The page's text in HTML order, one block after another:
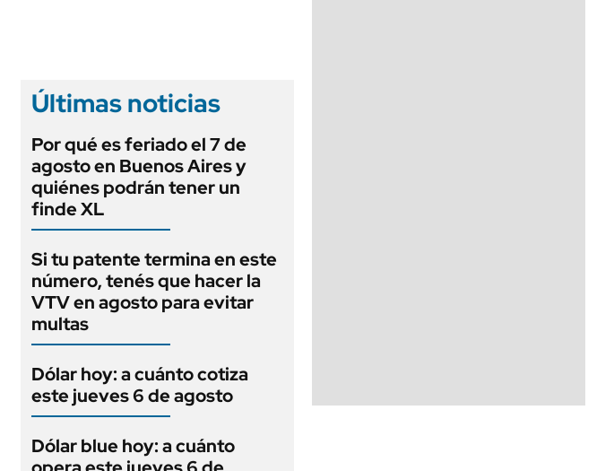
Últimas noticias
Por qué es feriado el 7 de
agosto en Buenos Aires y
quiénes podrán tener un
finde XL
Si tu patente termina en este
número, tenés que hacer la
VTV en agosto para evitar
multas
Dólar hoy: a cuánto cotiza
este jueves 6 de agosto
Dólar blue hoy: a cuánto